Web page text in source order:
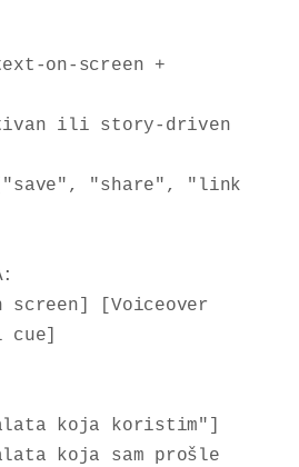
on-screen +
ili story-driven
"share", "link
screen] [Voiceover
koja koristim"]
koja sam prošle